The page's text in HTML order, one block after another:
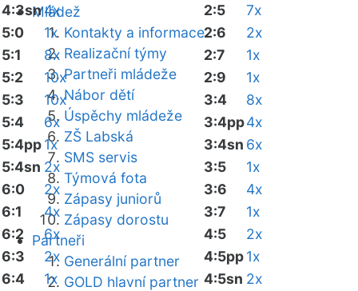
Mládež
Kontakty a informace
Realizační týmy
Partneři mládeže
Nábor dětí
Úspěchy mládeže
ZŠ Labská
SMS servis
Týmová fota
Zápasy juniorů
Zápasy dorostu
Partneři
Generální partner
GOLD hlavní partner
4:3sn4x
5:0
1x
5:1
8x
5:2
10x
5:3
10x
5:4
6x
5:4pp1x
5:4sn 2x
6:0
2x
6:1
4x
6:2
6x
6:3
2x
6:4
1x
2:5
7x
2:6
2x
2:7
1x
2:9
1x
3:4
8x
3:4pp4x
3:4sn 6x
3:5
1x
3:6
4x
3:7
1x
4:5
2x
4:5pp1x
4:5sn 2x